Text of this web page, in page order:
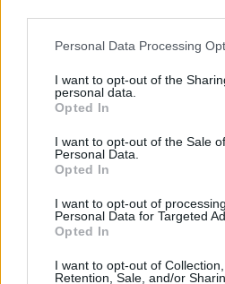
Personal Data Processing
I want to opt-out of the
personal data.
Opted In
I want to opt-out of the Sale
Personal Data.
Opted In
I want to opt-out of
Personal Data for Targeted
Opted In
I want to opt-out of Collection,
Retention, Sale, and/or
Rodyti
Prisijungti